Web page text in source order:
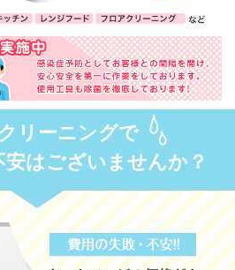
リーニングで
はございませんか？